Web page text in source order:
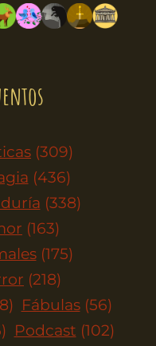
(309)
(436)
(338)
(163)
(175)
(218)
Fábulas (56)
Podcast (102)